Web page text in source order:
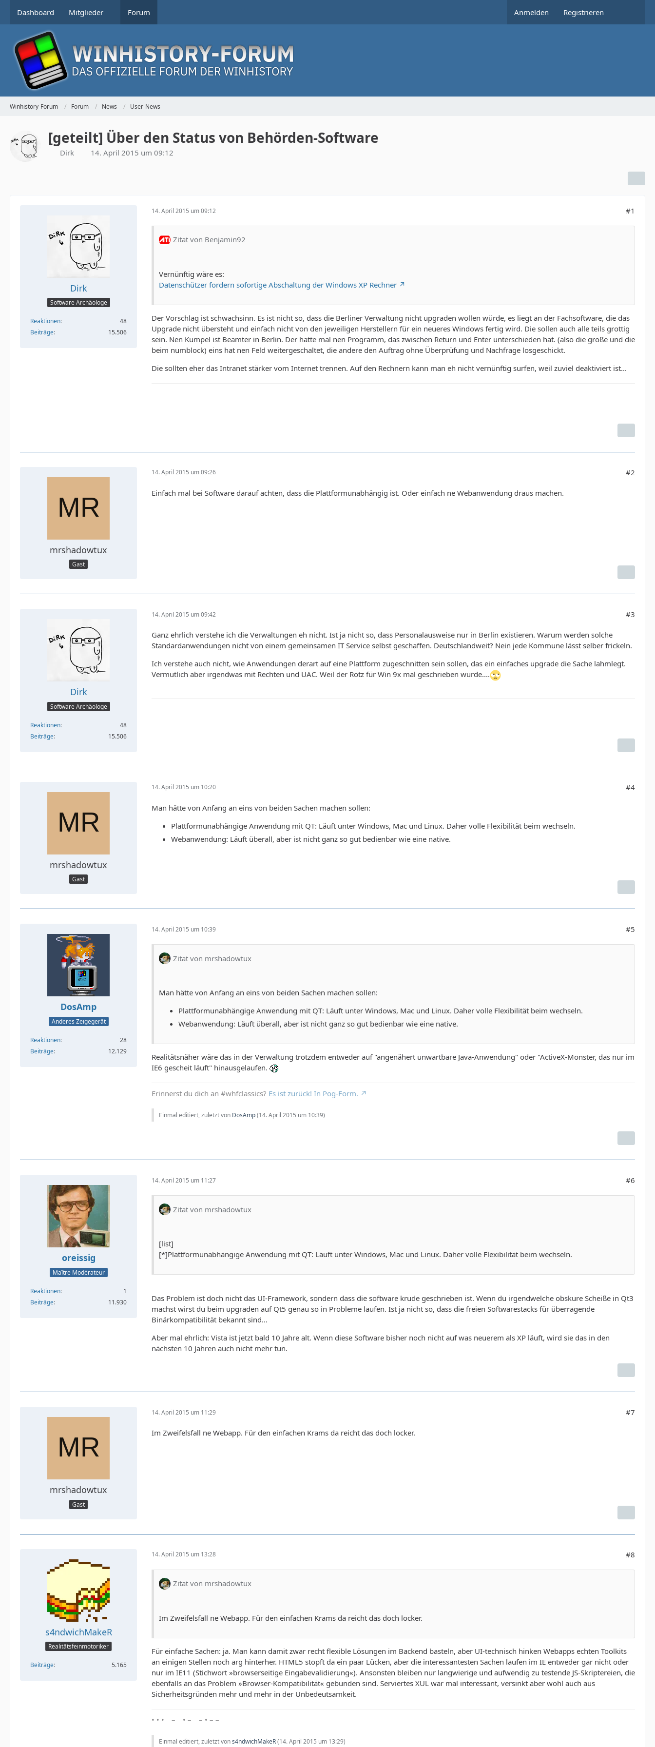
Dashboard Mitglieder Forum Anmelden Registrieren
Winhistory-Forum Forum News User-News
[geteilt] Über den Status von Behörden-Software
Dirk 14. April 2015 um 09:12
Dirk
Software Archäologe
Reaktionen
48
Beiträge
15.506
14. April 2015 um 09:12 #1
Zitat von Benjamin92
Vernünftig wäre es:
Datenschützer fordern sofortige Abschaltung der Windows XP Rechner
Der Vorschlag ist schwachsinn. Es ist nicht so, dass die Berliner Verwaltung nicht upgraden wollen würde, es liegt an der Fachsoftware, die das
Upgrade nicht übersteht und einfach nicht von den jeweiligen Herstellern für ein neueres Windows fertig wird. Die sollen auch alle teils grottig
sein. Nen Kumpel ist Beamter in Berlin. Der hatte mal nen Programm, das zwischen Return und Enter unterschieden hat. (also die große und die
beim numblock) eins hat nen Feld weitergeschaltet, die andere den Auftrag ohne Überprüfung und Nachfrage losgeschickt.
Die sollten eher das Intranet stärker vom Internet trennen. Auf den Rechnern kann man eh nicht vernünftig surfen, weil zuviel deaktiviert ist...
mrshadowtux
Gast
14. April 2015 um 09:26 #2
Einfach mal bei Software darauf achten, dass die Plattformunabhängig ist. Oder einfach ne Webanwendung draus machen.
Dirk
Software Archäologe
Reaktionen
48
Beiträge
15.506
14. April 2015 um 09:42 #3
Ganz ehrlich verstehe ich die Verwaltungen eh nicht. Ist ja nicht so, dass Personalausweise nur in Berlin existieren. Warum werden solche
Standardanwendungen nicht von einem gemeinsamen IT Service selbst geschaffen. Deutschlandweit? Nein jede Kommune lässt selber frickeln.
Ich verstehe auch nicht, wie Anwendungen derart auf eine Plattform zugeschnitten sein sollen, das ein einfaches upgrade die Sache lahmlegt.
Vermutlich aber irgendwas mit Rechten und UAC. Weil der Rotz für Win 9x mal geschrieben wurde....
mrshadowtux
Gast
14. April 2015 um 10:20 #4
Man hätte von Anfang an eins von beiden Sachen machen sollen:
Plattformunabhängige Anwendung mit QT: Läuft unter Windows, Mac und Linux. Daher volle Flexibilität beim wechseln.
Webanwendung: Läuft überall, aber ist nicht ganz so gut bedienbar wie eine native.
DosAmp
Anderes Zeigegerät
Reaktionen
28
Beiträge
12.129
14. April 2015 um 10:39 #5
Zitat von mrshadowtux
Man hätte von Anfang an eins von beiden Sachen machen sollen:
Plattformunabhängige Anwendung mit QT: Läuft unter Windows, Mac und Linux. Daher volle Flexibilität beim wechseln.
Webanwendung: Läuft überall, aber ist nicht ganz so gut bedienbar wie eine native.
Realitätsnäher wäre das in der Verwaltung trotzdem entweder auf "angenähert unwartbare Java-Anwendung" oder "ActiveX-Monster, das nur im
IE6 gescheit läuft" hinausgelaufen.
Erinnerst du dich an #whfclassics? Es ist zurück! In Pog-Form.
Einmal editiert, zuletzt von DosAmp(14. April 2015 um 10:39)
oreissig
Maître Modérateur
Reaktionen
1
Beiträge
11.930
14. April 2015 um 11:27 #6
Zitat von mrshadowtux
[list]
[*]Plattformunabhängige Anwendung mit QT: Läuft unter Windows, Mac und Linux. Daher volle Flexibilität beim wechseln.
Das Problem ist doch nicht das UI-Framework, sondern dass die software krude geschrieben ist. Wenn du irgendwelche obskure Scheiße in Qt3
machst wirst du beim upgraden auf Qt5 genau so in Probleme laufen. Ist ja nicht so, dass die freien Softwarestacks für überragende
Binärkompatibilität bekannt sind...
Aber mal ehrlich: Vista ist jetzt bald 10 Jahre alt. Wenn diese Software bisher noch nicht auf was neuerem als XP läuft, wird sie das in den
nächsten 10 Jahren auch nicht mehr tun.
mrshadowtux
Gast
14. April 2015 um 11:29 #7
Im Zweifelsfall ne Webapp. Für den einfachen Krams da reicht das doch locker.
s4ndwichMakeR
Realitätsfeinmotoriker
Beiträge 5.165
14. April 2015 um 13:28 #8
Zitat von mrshadowtux
Im Zweifelsfall ne Webapp. Für den einfachen Krams da reicht das doch locker.
Für einfache Sachen: ja. Man kann damit zwar recht flexible Lösungen im Backend basteln, aber UI-technisch hinken Webapps echten Toolkits
an einigen Stellen noch arg hinterher. HTML5 stopft da ein paar Lücken, aber die interessantesten Sachen laufen im IE entweder gar nicht oder
nur im IE11 (Stichwort »browserseitige Eingabevalidierung«). Ansonsten bleiben nur langwierige und aufwendig zu testende JS-Skriptereien, die
ebenfalls an das Problem »Browser-Kompatibilität« gebunden sind. Serviertes XUL war mal interessant, versinkt aber wohl auch aus
Sicherheitsgründen mehr und mehr in der Unbedeutsamkeit.
• • • – • – – • – –
Einmal editiert, zuletzt vons4ndwichMakeR(14. April 2015 um 13:29)